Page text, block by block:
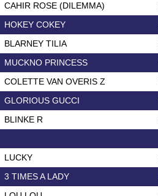
CAHIR ROSE (DILEMMA)
HOKEY COKEY
BLARNEY TILIA
MUCKNO PRINCESS
COLETTE VAN OVERIS Z
GLORIOUS GUCCI
BLINKE R
LUCKY
3 TIMES A LADY